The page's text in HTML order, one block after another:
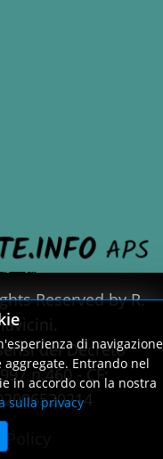
Reserved by R.
del Decreto
n.460 - CF:
di navigazione
Entrando nel
in accordo con la nostra
sulla privacy